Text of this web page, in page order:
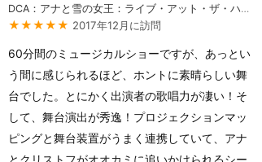
DCA：アナと雪の女王：ライブ・アット・ザ・ハイペリオン
★★★★★ 2017年12月に訪問
60分間のミュージカルショーですが、あっとい
う間に感じられるほど、ホントに素晴らしい舞
台でした。とにかく出演者の歌唱力が凄い！そ
して、舞台演出が秀逸！プロジェクションマッ
ピングと舞台装置がうまく連携していて、アナ
とクリストフがオオカミに追いかけられるシー